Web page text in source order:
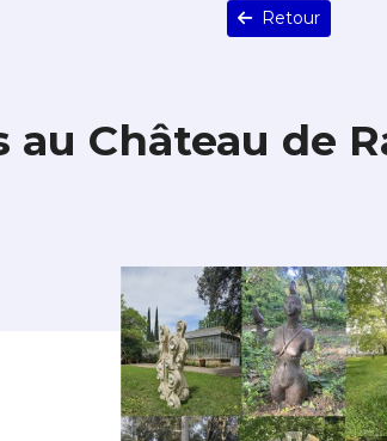
Retour
Château de